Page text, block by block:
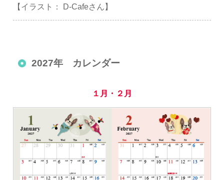
【イラスト： D-Cafeさん】
2027年 カレンダー
１月・２月